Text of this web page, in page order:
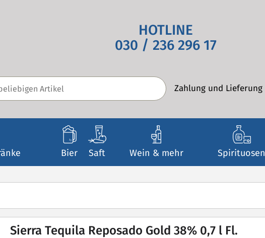
HOTLINE
030 / 236 296 17
Zahlung und Lieferung
Bier Saft Wein & mehr Spirituosen
Sierra Tequila Reposado Gold 38% 0,7 l Fl.